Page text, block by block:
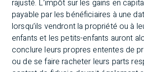
rajusté. L’impôt sur les gains en
payable par les bénéficiaires à une
lorsqu’ils vendront la propriété ou à
enfants et les petits-enfants auront
conclure leurs propres ententes de
ou de se faire racheter leurs parts